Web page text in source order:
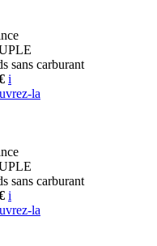
sans carburant
i
la
sans carburant
i
la